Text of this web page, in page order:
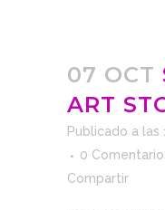
07 OCT
ART
Publicado a las
0
Compartir